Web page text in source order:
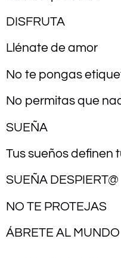
DISFRUTA
Llénate de amor
No te pongas
No permitas que
SUEÑA
Tus sueños definen
SUEÑA DESPIERT@
NO TE PROTEJAS
ÁBRETE AL MUNDO